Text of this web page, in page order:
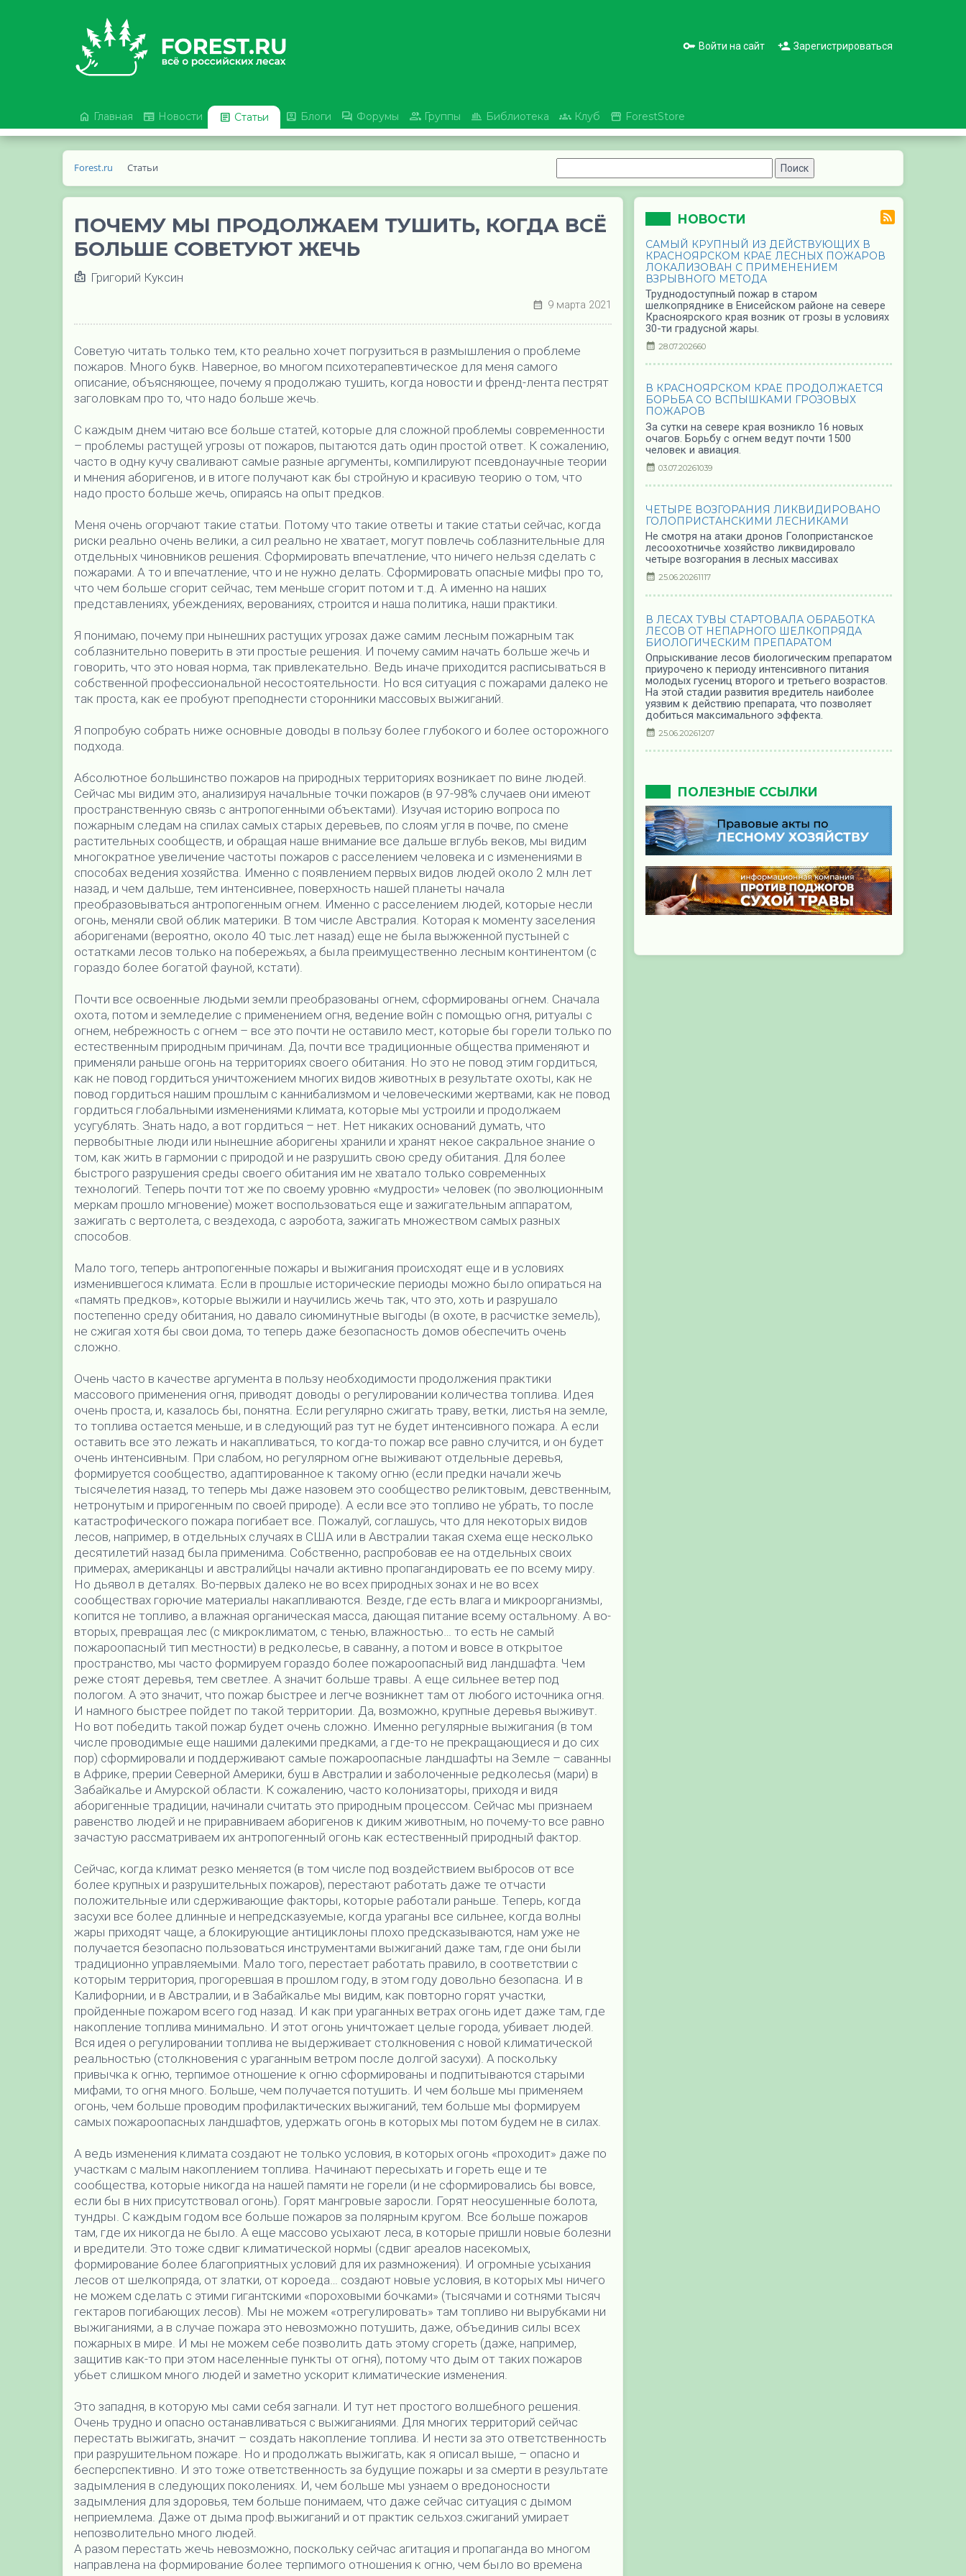
Войти на сайт Зарегистрироваться
 Главная  Новости  Статьи  Блоги  Форумы  Группы  Библиотека  Клуб  ForestStore
Forest.ru Статьи
ПОЧЕМУ МЫ ПРОДОЛЖАЕМ ТУШИТЬ, КОГДА ВСЁ
БОЛЬШЕ СОВЕТУЮТ ЖЕЧЬ
Григорий Куксин
9 марта 2021
Советую читать только тем, кто реально хочет погрузиться в размышления о проблеме
пожаров. Много букв. Наверное, во многом психотерапевтическое для меня самого
описание, объясняющее, почему я продолжаю тушить, когда новости и френд-лента пестрят
заголовкам про то, что надо больше жечь.
С каждым днем читаю все больше статей, которые для сложной проблемы современности
– проблемы растущей угрозы от пожаров, пытаются дать один простой ответ. К сожалению,
часто в одну кучу сваливают самые разные аргументы, компилируют псевдонаучные теории
и мнения аборигенов, и в итоге получают как бы стройную и красивую теорию о том, что
надо просто больше жечь, опираясь на опыт предков.
Меня очень огорчают такие статьи. Потому что такие ответы и такие статьи сейчас, когда
риски реально очень велики, а сил реально не хватает, могут повлечь соблазнительные для
отдельных чиновников решения. Сформировать впечатление, что ничего нельзя сделать с
пожарами. А то и впечатление, что и не нужно делать. Сформировать опасные мифы про то,
что чем больше сгорит сейчас, тем меньше сгорит потом и т.д. А именно на наших
представлениях, убеждениях, верованиях, строится и наша политика, наши практики.
Я понимаю, почему при нынешних растущих угрозах даже самим лесным пожарным так
соблазнительно поверить в эти простые решения. И почему самим начать больше жечь и
говорить, что это новая норма, так привлекательно. Ведь иначе приходится расписываться в
собственной профессиональной несостоятельности. Но вся ситуация с пожарами далеко не
так проста, как ее пробуют преподнести сторонники массовых выжиганий.
Я попробую собрать ниже основные доводы в пользу более глубокого и более осторожного
подхода.
Абсолютное большинство пожаров на природных территориях возникает по вине людей.
Сейчас мы видим это, анализируя начальные точки пожаров (в 97-98% случаев они имеют
пространственную связь с антропогенными объектами). Изучая историю вопроса по
пожарным следам на спилах самых старых деревьев, по слоям угля в почве, по смене
растительных сообществ, и обращая наше внимание все дальше вглубь веков, мы видим
многократное увеличение частоты пожаров с расселением человека и с изменениями в
способах ведения хозяйства. Именно с появлением первых видов людей около 2 млн лет
назад, и чем дальше, тем интенсивнее, поверхность нашей планеты начала
преобразовываться антропогенным огнем. Именно с расселением людей, которые несли
огонь, меняли свой облик материки. В том числе Австралия. Которая к моменту заселения
аборигенами (вероятно, около 40 тыс.лет назад) еще не была выжженной пустыней с
остатками лесов только на побережьях, а была преимущественно лесным континентом (с
гораздо более богатой фауной, кстати).
Почти все освоенные людьми земли преобразованы огнем, сформированы огнем. Сначала
охота, потом и земледелие с применением огня, ведение войн с помощью огня, ритуалы с
огнем, небрежность с огнем – все это почти не оставило мест, которые бы горели только по
естественным природным причинам. Да, почти все традиционные общества применяют и
применяли раньше огонь на территориях своего обитания. Но это не повод этим гордиться,
как не повод гордиться уничтожением многих видов животных в результате охоты, как не
повод гордиться нашим прошлым с каннибализмом и человеческими жертвами, как не повод
гордиться глобальными изменениями климата, которые мы устроили и продолжаем
усугублять. Знать надо, а вот гордиться – нет. Нет никаких оснований думать, что
первобытные люди или нынешние аборигены хранили и хранят некое сакральное знание о
том, как жить в гармонии с природой и не разрушить свою среду обитания. Для более
быстрого разрушения среды своего обитания им не хватало только современных
технологий. Теперь почти тот же по своему уровню «мудрости» человек (по эволюционным
меркам прошло мгновение) может воспользоваться еще и зажигательным аппаратом,
зажигать с вертолета, с вездехода, с аэробота, зажигать множеством самых разных
способов.
Мало того, теперь антропогенные пожары и выжигания происходят еще и в условиях
изменившегося климата. Если в прошлые исторические периоды можно было опираться на
«память предков», которые выжили и научились жечь так, что это, хоть и разрушало
постепенно среду обитания, но давало сиюминутные выгоды (в охоте, в расчистке земель),
не сжигая хотя бы свои дома, то теперь даже безопасность домов обеспечить очень
сложно.
Очень часто в качестве аргумента в пользу необходимости продолжения практики
массового применения огня, приводят доводы о регулировании количества топлива. Идея
очень проста, и, казалось бы, понятна. Если регулярно сжигать траву, ветки, листья на земле,
то топлива остается меньше, и в следующий раз тут не будет интенсивного пожара. А если
оставить все это лежать и накапливаться, то когда-то пожар все равно случится, и он будет
очень интенсивным. При слабом, но регулярном огне выживают отдельные деревья,
формируется сообщество, адаптированное к такому огню (если предки начали жечь
тысячелетия назад, то теперь мы даже назовем это сообщество реликтовым, девственным,
нетронутым и прирогенным по своей природе). А если все это топливо не убрать, то после
катастрофического пожара погибает все. Пожалуй, соглашусь, что для некоторых видов
лесов, например, в отдельных случаях в США или в Австралии такая схема еще несколько
десятилетий назад была применима. Собственно, распробовав ее на отдельных своих
примерах, американцы и австралийцы начали активно пропагандировать ее по всему миру.
Но дьявол в деталях. Во-первых далеко не во всех природных зонах и не во всех
сообществах горючие материалы накапливаются. Везде, где есть влага и микроорганизмы,
копится не топливо, а влажная органическая масса, дающая питание всему остальному. А во-
вторых, превращая лес (с микроклиматом, с тенью, влажностью… то есть не самый
пожароопасный тип местности) в редколесье, в саванну, а потом и вовсе в открытое
пространство, мы часто формируем гораздо более пожароопасный вид ландшафта. Чем
реже стоят деревья, тем светлее. А значит больше травы. А еще сильнее ветер под
пологом. А это значит, что пожар быстрее и легче возникнет там от любого источника огня.
И намного быстрее пойдет по такой территории. Да, возможно, крупные деревья выживут.
Но вот победить такой пожар будет очень сложно. Именно регулярные выжигания (в том
числе проводимые еще нашими далекими предками, а где-то не прекращающиеся и до сих
пор) сформировали и поддерживают самые пожароопасные ландшафты на Земле – саванны
в Африке, прерии Северной Америки, буш в Австралии и заболоченные редколесья (мари) в
Забайкалье и Амурской области. К сожалению, часто колонизаторы, приходя и видя
аборигенные традиции, начинали считать это природным процессом. Сейчас мы признаем
равенство людей и не приравниваем аборигенов к диким животным, но почему-то все равно
зачастую рассматриваем их антропогенный огонь как естественный природный фактор.
Сейчас, когда климат резко меняется (в том числе под воздействием выбросов от все
более крупных и разрушительных пожаров), перестают работать даже те отчасти
положительные или сдерживающие факторы, которые работали раньше. Теперь, когда
засухи все более длинные и непредсказуемые, когда ураганы все сильнее, когда волны
жары приходят чаще, а блокирующие антициклоны плохо предсказываются, нам уже не
получается безопасно пользоваться инструментами выжиганий даже там, где они были
традиционно управляемыми. Мало того, перестает работать правило, в соответствии с
которым территория, прогоревшая в прошлом году, в этом году довольно безопасна. И в
Калифорнии, и в Австралии, и в Забайкалье мы видим, как повторно горят участки,
пройденные пожаром всего год назад. И как при ураганных ветрах огонь идет даже там, где
накопление топлива минимально. И этот огонь уничтожает целые города, убивает людей.
Вся идея о регулировании топлива не выдерживает столкновения с новой климатической
реальностью (столкновения с ураганным ветром после долгой засухи). А поскольку
привычка к огню, терпимое отношение к огню сформированы и подпитываются старыми
мифами, то огня много. Больше, чем получается потушить. И чем больше мы применяем
огонь, чем больше проводим профилактических выжиганий, тем больше мы формируем
самых пожароопасных ландшафтов, удержать огонь в которых мы потом будем не в силах.
А ведь изменения климата создают не только условия, в которых огонь «проходит» даже по
участкам с малым накоплением топлива. Начинают пересыхать и гореть еще и те
сообщества, которые никогда на нашей памяти не горели (и не сформировались бы вовсе,
если бы в них присутствовал огонь). Горят мангровые заросли. Горят неосушенные болота,
тундры. С каждым годом все больше пожаров за полярным кругом. Все больше пожаров
там, где их никогда не было. А еще массово усыхают леса, в которые пришли новые болезни
и вредители. Это тоже сдвиг климатической нормы (сдвиг ареалов насекомых,
формирование более благоприятных условий для их размножения). И огромные усыхания
лесов от шелкопряда, от златки, от короеда… создают новые условия, в которых мы ничего
не можем сделать с этими гигантскими «пороховыми бочками» (тысячами и сотнями тысяч
гектаров погибающих лесов). Мы не можем «отрегулировать» там топливо ни вырубками ни
выжиганиями, а в случае пожара это невозможно потушить, даже, объединив силы всех
пожарных в мире. И мы не можем себе позволить дать этому сгореть (даже, например,
защитив как-то при этом населенные пункты от огня), потому что дым от таких пожаров
убьет слишком много людей и заметно ускорит климатические изменения.
Это западня, в которую мы сами себя загнали. И тут нет простого волшебного решения.
Очень трудно и опасно останавливаться с выжиганиями. Для многих территорий сейчас
перестать выжигать, значит – создать накопление топлива. И нести за это ответственность
при разрушительном пожаре. Но и продолжать выжигать, как я описал выше, – опасно и
бесперспективно. И это тоже ответственность за будущие пожары и за смерти в результате
задымления в следующих поколениях. И, чем больше мы узнаем о вредоносности
задымления для здоровья, тем больше понимаем, что даже сейчас ситуация с дымом
неприемлема. Даже от дыма проф.выжиганий и от практик сельхоз.сжиганий умирает
непозволительно много людей.
А разом перестать жечь невозможно, поскольку сейчас агитация и пропаганда во многом
направлена на формирование более терпимого отношения к огню, чем было во времена
НОВОСТИ
САМЫЙ КРУПНЫЙ ИЗ ДЕЙСТВУЮЩИХ В
КРАСНОЯРСКОМ КРАЕ ЛЕСНЫХ ПОЖАРОВ
ЛОКАЛИЗОВАН С ПРИМЕНЕНИЕМ
ВЗРЫВНОГО МЕТОДА
Труднодоступный пожар в старом
шелкопряднике в Енисейском районе на севере
Красноярского края возник от грозы в условиях
30-ти градусной жары.
28.07.202660
В КРАСНОЯРСКОМ КРАЕ ПРОДОЛЖАЕТСЯ
БОРЬБА СО ВСПЫШКАМИ ГРОЗОВЫХ
ПОЖАРОВ
За сутки на севере края возникло 16 новых
очагов. Борьбу с огнем ведут почти 1500
человек и авиация.
03.07.20261039
ЧЕТЫРЕ ВОЗГОРАНИЯ ЛИКВИДИРОВАНО
ГОЛОПРИСТАНСКИМИ ЛЕСНИКАМИ
Не смотря на атаки дронов Голопристанское
лесоохотничье хозяйство ликвидировало
четыре возгорания в лесных массивах
25.06.20261117
В ЛЕСАХ ТУВЫ СТАРТОВАЛА ОБРАБОТКА
ЛЕСОВ ОТ НЕПАРНОГО ШЕЛКОПРЯДА
БИОЛОГИЧЕСКИМ ПРЕПАРАТОМ
Опрыскивание лесов биологическим препаратом
приурочено к периоду интенсивного питания
молодых гусениц второго и третьего возрастов.
На этой стадии развития вредитель наиболее
уязвим к действию препарата, что позволяет
добиться максимального эффекта.
25.06.20261207
ПОЛЕЗНЫЕ ССЫЛКИ